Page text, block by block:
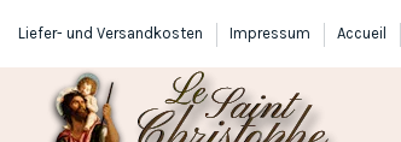
Liefer- und Versandkosten Impressum Accueil